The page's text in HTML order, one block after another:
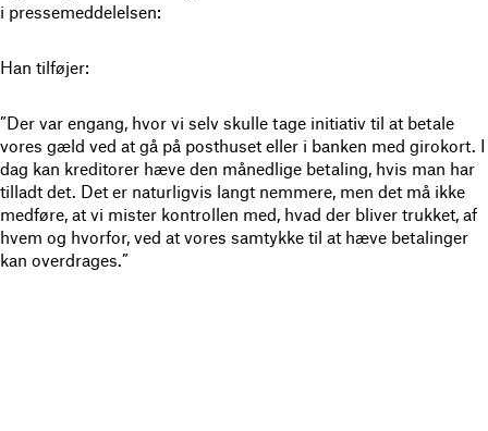
i pressemeddelelsen:
Han tilføjer:
”Der var engang, hvor vi selv skulle tage initiativ til at betale
vores gæld ved at gå på posthuset eller i banken med girokort. I
dag kan kreditorer hæve den månedlige betaling, hvis man har
tilladt det. Det er naturligvis langt nemmere, men det må ikke
medføre, at vi mister kontrollen med, hvad der bliver trukket, af
hvem og hvorfor, ved at vores samtykke til at hæve betalinger
kan overdrages.”